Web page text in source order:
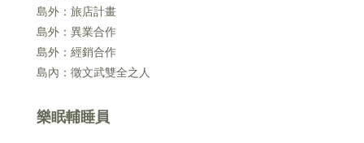
島外：旅店計畫
島外：異業合作
島外：經銷合作
島內：徵文武雙全之人
樂眠輔睡員